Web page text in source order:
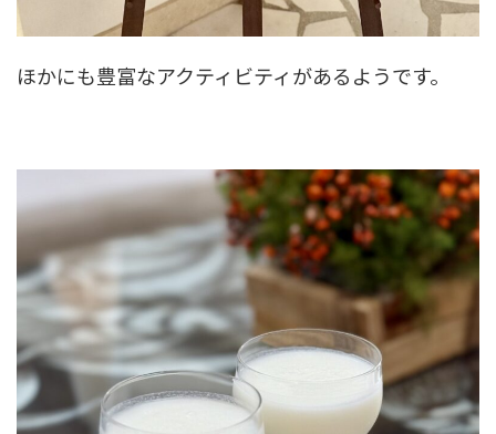
ほかにも豊富なアクティビティがあるようです。